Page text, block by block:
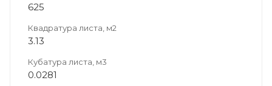
625
Квадратура листа, м2
3.13
Кубатура листа, м3
0.0281